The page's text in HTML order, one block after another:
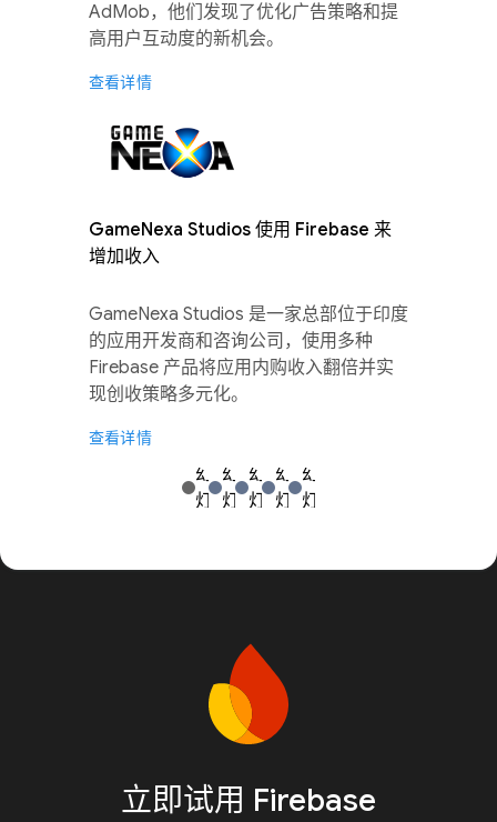
AdMob，他们发现了优化广告策略和提
高用户互动度的新机会。
查看详情
GameNexa Studios 使用 Firebase 来
增加收入
GameNexa Studios 是一家总部位于印度
的应用开发商和咨询公司，使用多种
Firebase 产品将应用内购收入翻倍并实
现创收策略多元化。
查看详情
立即试用 Firebase